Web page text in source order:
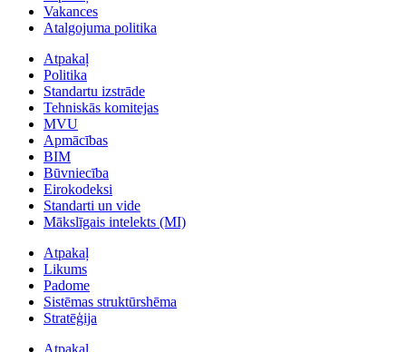
Vakances
Atalgojuma politika
Atpakaļ
Politika
Standartu izstrāde
Tehniskās komitejas
MVU
Apmācības
BIM
Būvniecība
Eirokodeksi
Standarti un vide
Mākslīgais intelekts (MI)
Atpakaļ
Likums
Padome
Sistēmas struktūrshēma
Stratēģija
Atpakaļ